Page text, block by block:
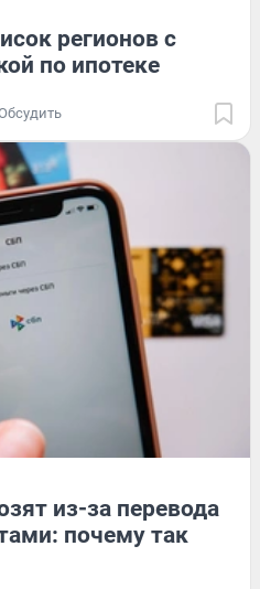
регионов с
по ипотеке
из-за перевода
почему так